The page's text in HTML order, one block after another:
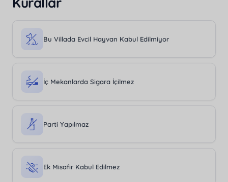
Bu Villada Evcil Hayvan Kabul Edilmiyor
İç Mekanlarda Sigara İçilmez
Parti Yapılmaz
Ek Misafir Kabul Edilmez